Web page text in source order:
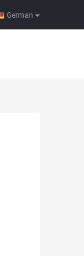
German